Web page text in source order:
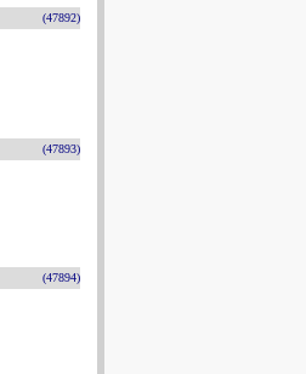
(47892)
(47893)
(47894)